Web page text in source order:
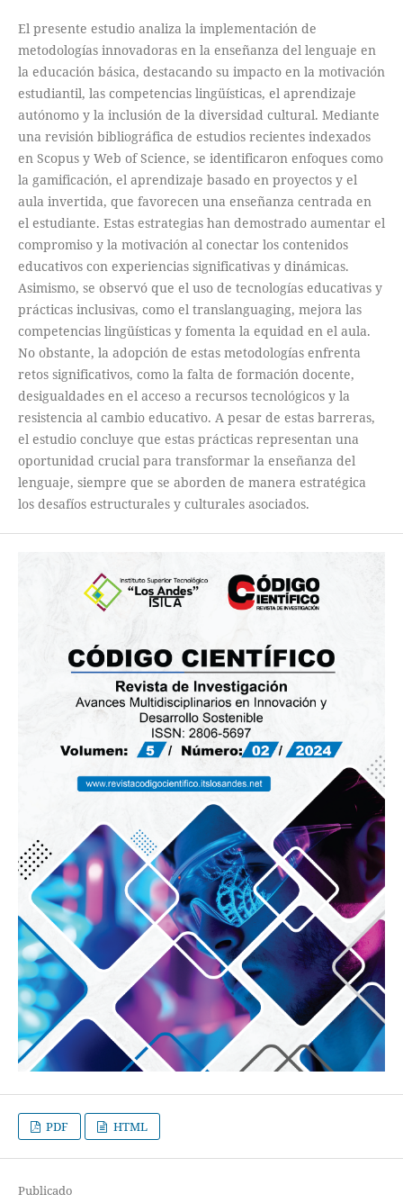
El presente estudio analiza la implementación de
metodologías innovadoras en la enseñanza del lenguaje en
la educación básica, destacando su impacto en la motivación
estudiantil, las competencias lingüísticas, el aprendizaje
autónomo y la inclusión de la diversidad cultural. Mediante
una revisión bibliográfica de estudios recientes indexados
en Scopus y Web of Science, se identificaron enfoques como
la gamificación, el aprendizaje basado en proyectos y el
aula invertida, que favorecen una enseñanza centrada en
el estudiante. Estas estrategias han demostrado aumentar el
compromiso y la motivación al conectar los contenidos
educativos con experiencias significativas y dinámicas.
Asimismo, se observó que el uso de tecnologías educativas y
prácticas inclusivas, como el translanguaging, mejora las
competencias lingüísticas y fomenta la equidad en el aula.
No obstante, la adopción de estas metodologías enfrenta
retos significativos, como la falta de formación docente,
desigualdades en el acceso a recursos tecnológicos y la
resistencia al cambio educativo. A pesar de estas barreras,
el estudio concluye que estas prácticas representan una
oportunidad crucial para transformar la enseñanza del
lenguaje, siempre que se aborden de manera estratégica
los desafíos estructurales y culturales asociados.
PDF HTML
Publicado